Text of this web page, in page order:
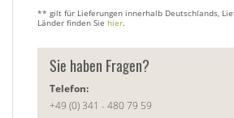
** gilt für Lieferungen innerhalb Deutschlands,
Länder finden Sie hier.
Sie haben Fragen?
Telefon:
+49 (0) 341 - 480 79 59